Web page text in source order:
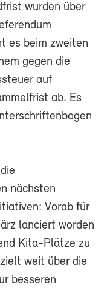
wurden über
es beim zweiten
gegen die
auf
ab. Es
nächsten
Vorab für
lanciert worden
Kita-Plätze zu
weit über die
besseren